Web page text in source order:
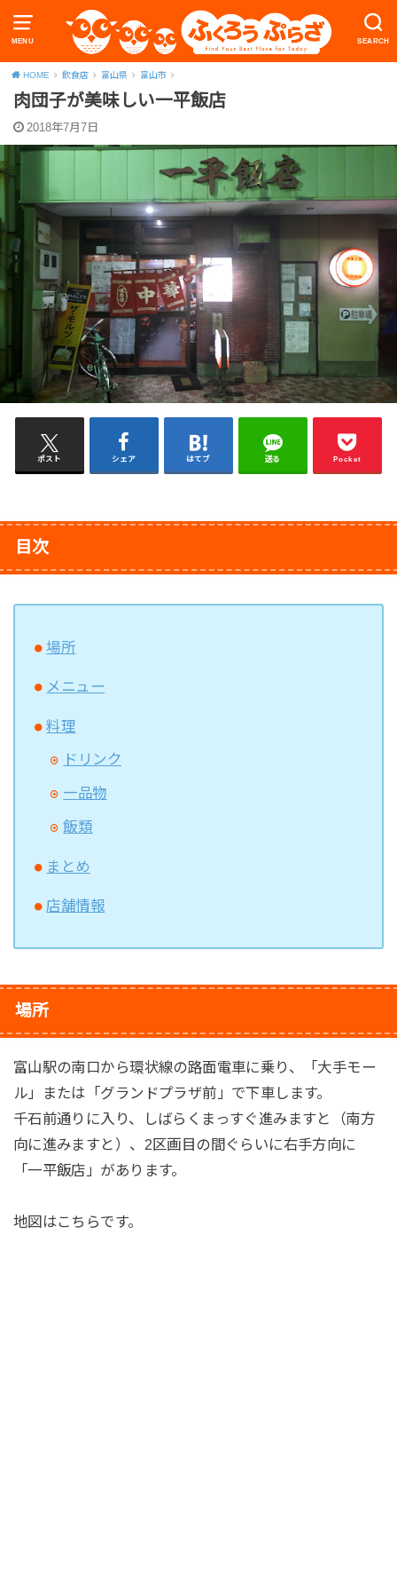
MENU SEARCH
HOME 飲食店 富山県 富山市
肉団子が美味しい一平飯店
2018年7月7日
ポスト シェア はてブ 送る Pocket
目次
場所
メニュー
料理
ドリンク
一品物
飯類
まとめ
店舗情報
場所
富山駅の南口から環状線の路面電車に乗り、「大手モー
ル」または「グランドプラザ前」で下車します。
千石前通りに入り、しばらくまっすぐ進みますと（南方
向に進みますと）、2区画目の間ぐらいに右手方向に
「一平飯店」があります。
地図はこちらです。